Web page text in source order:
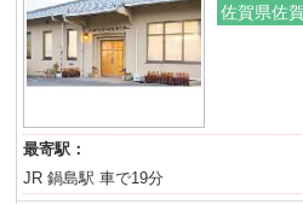
佐賀県佐
最寄駅：
JR 鍋島駅 車で19分